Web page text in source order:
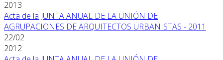
2013
Acta de la JUNTA ANUAL DE LA UNIÓN DE
AGRUPACIONES DE ARQUITECTOS URBANISTAS - 2011
22/02
2012